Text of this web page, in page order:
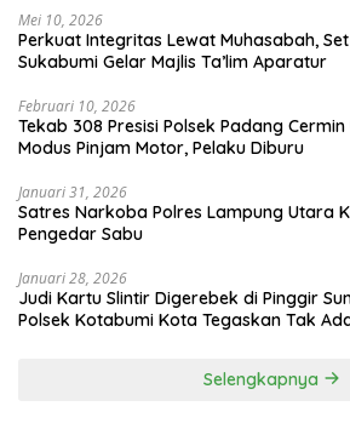
Mei 10, 2026
Perkuat Integritas Lewat Muhasabah,
Sukabumi Gelar Majlis Ta’lim Aparatur
Februari 10, 2026
Tekab 308 Presisi Polsek Padang
Modus Pinjam Motor, Pelaku Diburu
Januari 31, 2026
Satres Narkoba Polres Lampung Utara
Pengedar Sabu
Januari 28, 2026
Judi Kartu Slintir Digerebek di Pinggir
Polsek Kotabumi Kota Tegaskan Tak
Selengkapnya